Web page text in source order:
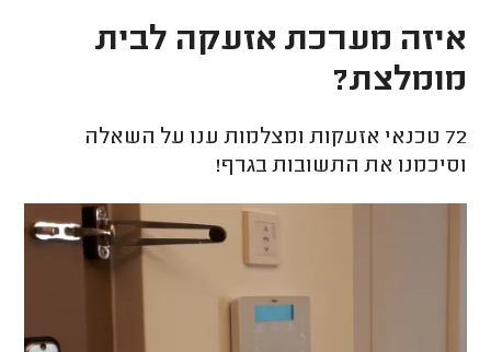
איזה מערכת אזעקה לבית
מומלצת?
72 טכנאי אזעקות ומצלמות ענו על השאלה
וסיכמנו את התשובות בגרף!